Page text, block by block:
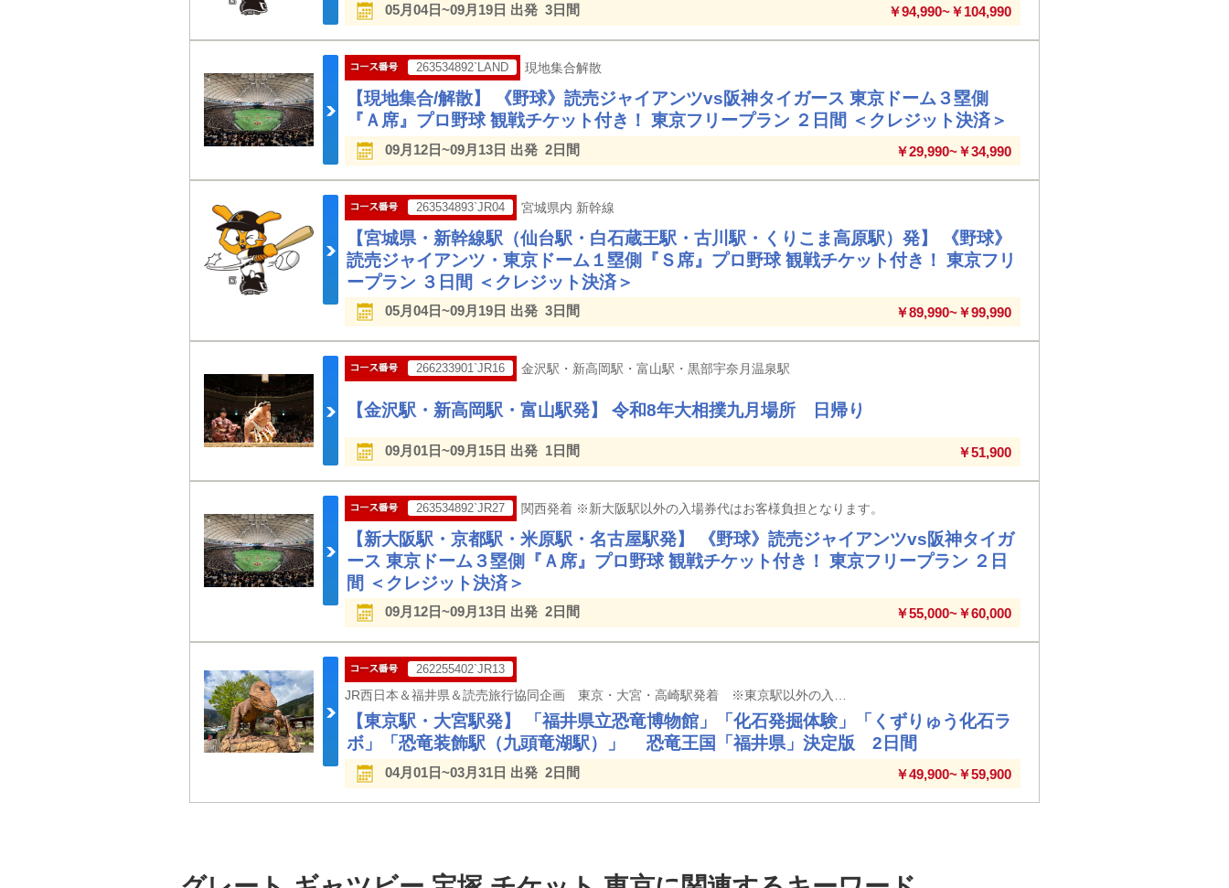
05月04日~09月19日 出発 3日間 ￥94,990~￥104,990
263534892`LAND 現地集合解散
【現地集合/解散】 《野球》読売ジャイアンツvs阪神タイガース 東京ドーム３塁側
『Ａ席』プロ野球 観戦チケット付き！ 東京フリープラン ２日間 ＜クレジット決済＞
09月12日~09月13日 出発 2日間 ￥29,990~￥34,990
263534893`JR04 宮城県内 新幹線
【宮城県・新幹線駅（仙台駅・白石蔵王駅・古川駅・くりこま高原駅）発】 《野球》
読売ジャイアンツ・東京ドーム１塁側『Ｓ席』プロ野球 観戦チケット付き！ 東京フリ
ープラン ３日間 ＜クレジット決済＞
05月04日~09月19日 出発 3日間 ￥89,990~￥99,990
266233901`JR16 金沢駅・新高岡駅・富山駅・黒部宇奈月温泉駅
【金沢駅・新高岡駅・富山駅発】 令和8年大相撲九月場所 日帰り
09月01日~09月15日 出発 1日間 ￥51,900
263534892`JR27 関西発着 ※新大阪駅以外の入場券代はお客様負担となります。
【新大阪駅・京都駅・米原駅・名古屋駅発】 《野球》読売ジャイアンツvs阪神タイガ
ース 東京ドーム３塁側『Ａ席』プロ野球 観戦チケット付き！ 東京フリープラン ２日
間 ＜クレジット決済＞
09月12日~09月13日 出発 2日間 ￥55,000~￥60,000
262255402`JR13
【東京駅・大宮駅発】 「福井県立恐竜博物館」「化石発掘体験」「くずりゅう化石ラ
ボ」「恐竜装飾駅（九頭竜湖駅）」 恐竜王国「福井県」決定版 2日間
04月01日~03月31日 出発 2日間 ￥49,900~￥59,900